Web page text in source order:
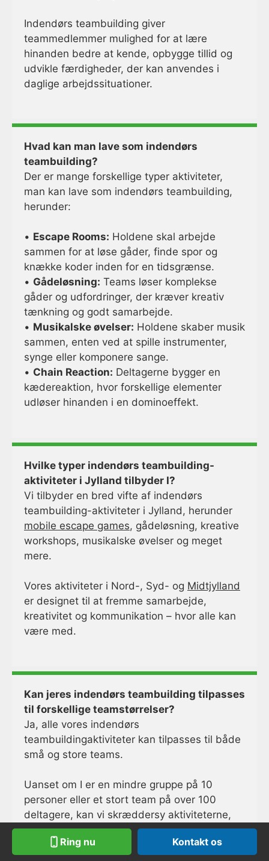
Ring nu Kontakt os
Indendørs teambuilding giver
teammedlemmer mulighed for at lære
hinanden bedre at kende, opbygge tillid og
udvikle færdigheder, der kan anvendes i
daglige arbejdssituationer.
Hvad kan man lave som indendørs
teambuilding?
Der er mange forskellige typer aktiviteter,
man kan lave som indendørs teambuilding,
herunder:
• Escape Rooms: Holdene skal arbejde
sammen for at løse gåder, finde spor og
knække koder inden for en tidsgrænse.
• Gådeløsning: Teams løser komplekse
gåder og udfordringer, der kræver kreativ
tænkning og godt samarbejde.
• Musikalske øvelser: Holdene skaber musik
sammen, enten ved at spille instrumenter,
synge eller komponere sange.
• Chain Reaction: Deltagerne bygger en
kædereaktion, hvor forskellige elementer
udløser hinanden i en dominoeffekt.
Hvilke typer indendørs teambuilding-
aktiviteter i Jylland tilbyder I?
Vi tilbyder en bred vifte af indendørs
teambuilding-aktiviteter i Jylland, herunder
mobile escape games, gådeløsning, kreative
workshops, musikalske øvelser og meget
mere.
Vores aktiviteter i Nord-, Syd- og Midtjylland
er designet til at fremme samarbejde,
kreativitet og kommunikation – hvor alle kan
være med.
Kan jeres indendørs teambuilding tilpasses
til forskellige teamstørrelser?
Ja, alle vores indendørs
teambuildingaktiviteter kan tilpasses til både
små og store teams.
Uanset om I er en mindre gruppe på 10
personer eller et stort team på over 100
deltagere, kan vi skræddersy aktiviteterne,
så de passer perfekt til jeres behov og mål.